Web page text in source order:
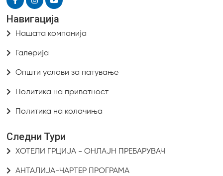
Навигација
Нашата компанија
Галерија
Општи услови за патување
Политика на приватност
Политика на колачиња
Следни Тури
ХОТЕЛИ ГРЦИЈА - ОНЛАЈН ПРЕБАРУВАЧ
АНТАЛИЈА-ЧАРТЕР ПРОГРАМА